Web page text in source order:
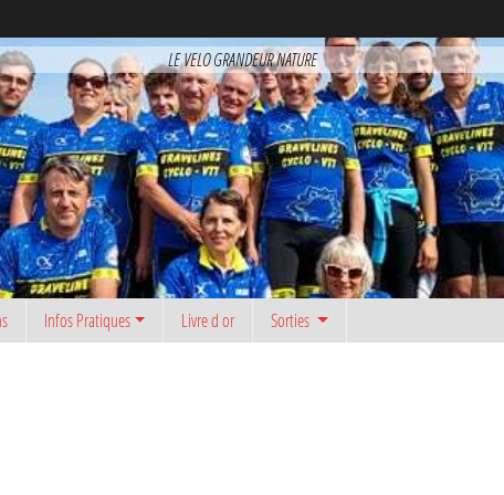
LE VELO GRANDEUR NATURE
Infos Pratiques Livre d or Sorties